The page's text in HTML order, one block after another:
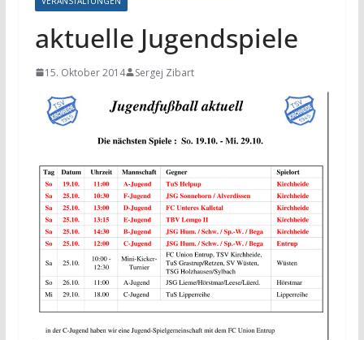
aktuelle Jugendspiele
15. Oktober 2014 Sergej Zibart